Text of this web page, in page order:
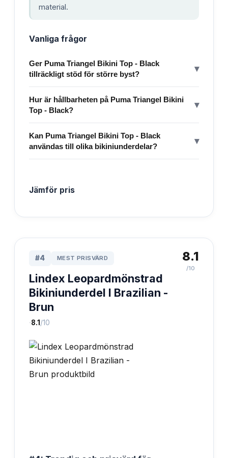
material.
Vanliga frågor
Ger Puma Triangel Bikini Top - Black
tillräckligt stöd för större byst?
▾
Hur är hållbarheten på Puma Triangel Bikini
Top - Black?
▾
Kan Puma Triangel Bikini Top - Black
användas till olika bikiniunderdelar?
▾
Jämför pris
#4 MEST PRISVÄRD
Lindex Leopardmönstrad
Bikiniunderdel I Brazilian -
Brun
·8.1 /10
8.1
/10